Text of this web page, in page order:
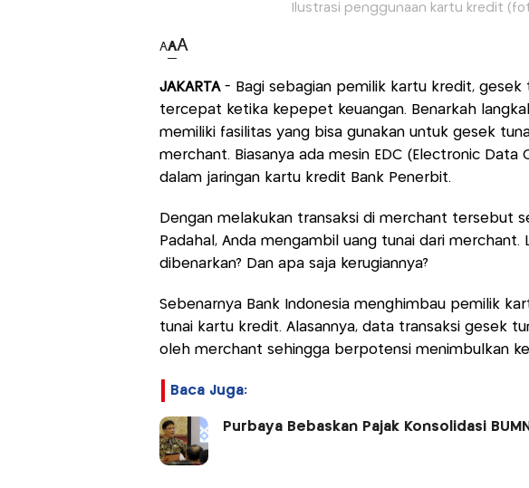
Ilustrasi penggunaan kartu kredit
AAA
JAKARTA- Bagi sebagian pemilik kartu kredit, gesek
tercepat ketika kepepet keuangan. Benarkah
memiliki fasilitas yang bisa gunakan untuk gesek
merchant. Biasanya ada mesin EDC (Electronic Data
dalam jaringan kartu kredit Bank Penerbit.
Dengan melakukan transaksi di merchant tersebut
Padahal, Anda mengambil uang tunai dari merchant.
dibenarkan? Dan apa saja kerugiannya?
Sebenarnya Bank Indonesia menghimbau pemilik
tunai kartu kredit. Alasannya, data transaksi gesek
oleh merchant sehingga berpotensi menimbulkan
Baca Juga:
Purbaya Bebaskan Pajak Konsolidasi